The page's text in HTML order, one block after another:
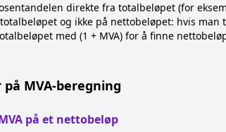
direkte fra totalbeløpet (for
og ikke på nettobeløpet: hvis
med (1 + MVA) for å finne
MVA-beregning
på et nettobeløp